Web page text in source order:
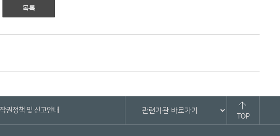
목록
권정책 및 신고안내